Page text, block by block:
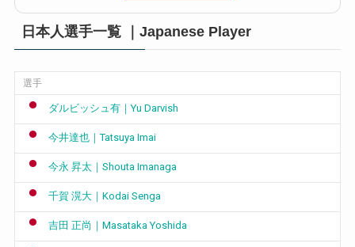
日本人選手一覧 ｜Japanese Player
選手
ダルビッシュ有｜Yu Darvish
今井達也｜Tatsuya Imai
今永 昇太｜Shouta Imanaga
千賀 滉大｜Kodai Senga
吉田 正尚｜Masataka Yoshida